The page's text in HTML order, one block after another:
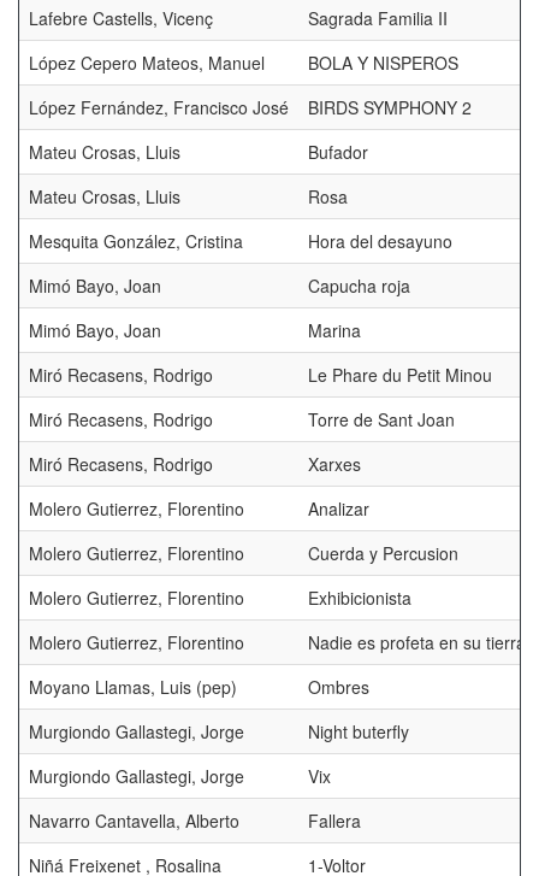
Lafebre Castells, Vicenç
Sagrada Familia II
López Cepero Mateos, Manuel
BOLA Y NISPEROS
López Fernández, Francisco José
BIRDS SYMPHONY 2
Mateu Crosas, Lluis
Bufador
Mateu Crosas, Lluis
Rosa
Mesquita González, Cristina
Hora del desayuno
Mimó Bayo, Joan
Capucha roja
Mimó Bayo, Joan
Marina
Miró Recasens, Rodrigo
Le Phare du Petit Minou
Miró Recasens, Rodrigo
Torre de Sant Joan
Miró Recasens, Rodrigo
Xarxes
Molero Gutierrez, Florentino
Analizar
Molero Gutierrez, Florentino
Cuerda y Percusion
Molero Gutierrez, Florentino
Exhibicionista
Molero Gutierrez, Florentino
Nadie es profeta en su tierra
Moyano Llamas, Luis (pep)
Ombres
Murgiondo Gallastegi, Jorge
Night buterfly
Murgiondo Gallastegi, Jorge
Vix
Navarro Cantavella, Alberto
Fallera
Niñá Freixenet , Rosalina
1-Voltor